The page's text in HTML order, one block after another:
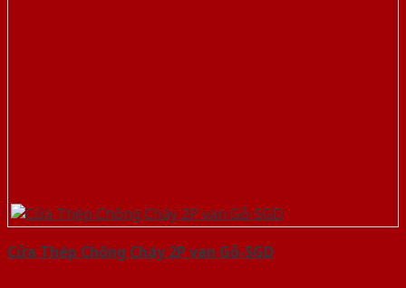
Cửa Thép Chống Cháy 2P van Gỗ-SGD